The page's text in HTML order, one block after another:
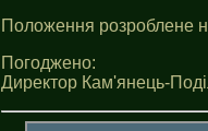
Положення розроблене
Погоджено:
Директор Кам'янець-